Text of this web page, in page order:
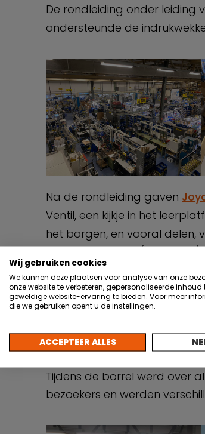
De rondleiding onder leiding
ondersteunde de
Na de rondleiding gaven
Ventil, een kijkje in het
het borgen, en vooral delen,
MKB helpen door
Daarna gafThijs Blad
elektrische energie. Op
ze vervangen hoeven te
met talloze sensoren die
mogelijkheden.
Tijdens de borrel werd over
bezoekers en werden
Wij gebruiken cookies
We kunnen deze plaatsen voor analyse van onze
onze website te verbeteren, gepersonaliseerde inhoud
geweldige website-ervaring te bieden. Voor meer
die we gebruiken opent u de instellingen.
ACCEPTEER ALLES